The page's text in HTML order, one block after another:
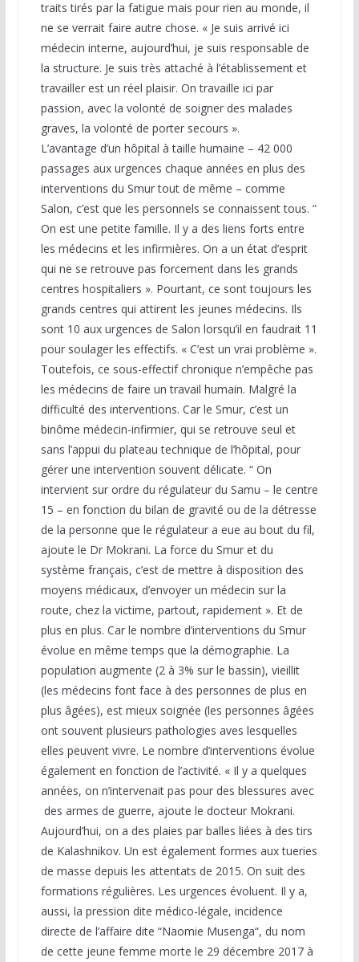
traits tirés par la fatigue mais pour rien au monde, il
ne se verrait faire autre chose. « Je suis arrivé ici
médecin interne, aujourd’hui, je suis responsable de
la structure. Je suis très attaché à l’établissement et
travailler est un réel plaisir. On travaille ici par
passion, avec la volonté de soigner des malades
graves, la volonté de porter secours ».
L’avantage d’un hôpital à taille humaine – 42 000
passages aux urgences chaque années en plus des
interventions du Smur tout de même – comme
Salon, c’est que les personnels se connaissent tous. “
On est une petite famille. Il y a des liens forts entre
les médecins et les infirmières. On a un état d’esprit
qui ne se retrouve pas forcement dans les grands
centres hospitaliers ». Pourtant, ce sont toujours les
grands centres qui attirent les jeunes médecins. Ils
sont 10 aux urgences de Salon lorsqu’il en faudrait 11
pour soulager les effectifs. « C’est un vrai problème ».
Toutefois, ce sous-effectif chronique n’empêche pas
les médecins de faire un travail humain. Malgré la
difficulté des interventions. Car le Smur, c’est un
binôme médecin-infirmier, qui se retrouve seul et
sans l’appui du plateau technique de l’hôpital, pour
gérer une intervention souvent délicate. “ On
intervient sur ordre du régulateur du Samu – le centre
15 – en fonction du bilan de gravité ou de la détresse
de la personne que le régulateur a eue au bout du fil,
ajoute le Dr Mokrani. La force du Smur et du
système français, c’est de mettre à disposition des
moyens médicaux, d’envoyer un médecin sur la
route, chez la victime, partout, rapidement ». Et de
plus en plus. Car le nombre d’interventions du Smur
évolue en même temps que la démographie. La
population augmente (2 à 3% sur le bassin), vieillit
(les médecins font face à des personnes de plus en
plus âgées), est mieux soignée (les personnes âgées
ont souvent plusieurs pathologies aves lesquelles
elles peuvent vivre. Le nombre d’interventions évolue
également en fonction de l’activité. « Il y a quelques
années, on n’intervenait pas pour des blessures avec
des armes de guerre, ajoute le docteur Mokrani.
Aujourd’hui, on a des plaies par balles liées à des tirs
de Kalashnikov. Un est également formes aux tueries
de masse depuis les attentats de 2015. On suit des
formations régulières. Les urgences évoluent. Il y a,
aussi, la pression dite médico-légale, incidence
directe de l’affaire dite “Naomie Musenga“, du nom
de cette jeune femme morte le 29 décembre 2017 à